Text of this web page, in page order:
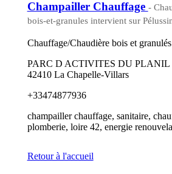
Champailler Chauffage -
bois-et-granules intervient sur
Chauffage/Chaudière bois et granulés
PARC D ACTIVITES DU PLANIL
42410 La Chapelle-Villars
+33474877936
champailler chauffage, sanitaire,
plomberie, loire 42, energie
Retour à l'accueil